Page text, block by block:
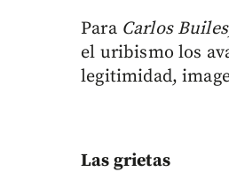
Para Carlos
el uribismo los
legitimidad,
Las grietas